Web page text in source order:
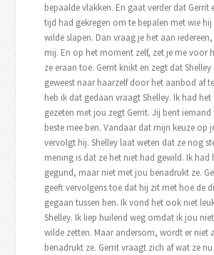
bepaalde vlakken. En gaat verder dat Gerrit
tijd had gekregen om te bepalen met wie
wilde slapen. Dan vraag je het aan
mij. En op het moment zelf, zet je me voor
ze eraan toe. Gerrit knikt en zegt dat Shelley
geweest naar haarzelf door het aanbod af
heb ik dat gedaan vraagt Shelley. Ik had het
gezeten met jou zegt Gerrit. Jij bent
beste mee ben. Vandaar dat mijn keuze op
vervolgt hij. Shelley laat weten dat ze nog
mening is dat ze het niet had gewild. Ik had
gegund, maar niet met jou benadrukt ze.
geeft vervolgens toe dat hij zit met hoe de
gegaan tussen hen. Ik vond het ook niet
Shelley. Ik liep huilend weg omdat ik jou
wilde zetten. Maar andersom, wordt er niet
benadrukt ze. Gerrit vraagt zich af wat ze